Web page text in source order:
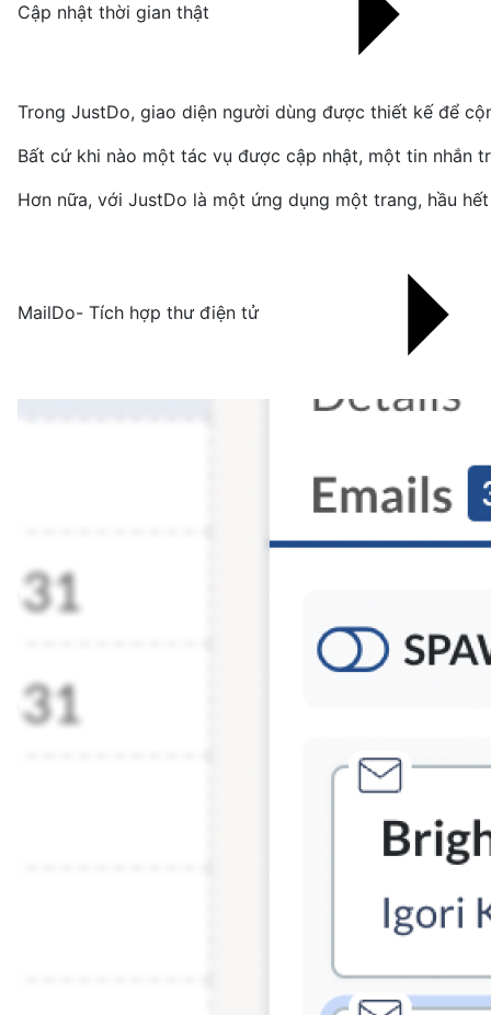
Cập nhật thời gian thật
Trong JustDo, giao diện người dùng được thiết kế để
Bất cứ khi nào một tác vụ được cập nhật, một tin nhắn
Hơn nữa, với JustDo là một ứng dụng một trang, hầu
MailDo- Tích hợp thư điện tử